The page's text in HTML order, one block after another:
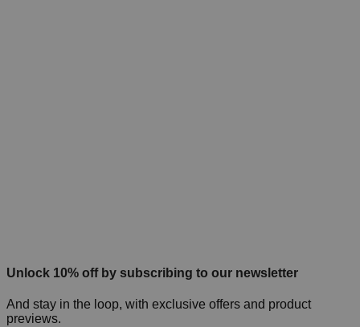
Unlock 10% off by subscribing to our newsletter
And stay in the loop, with exclusive offers and product
previews.